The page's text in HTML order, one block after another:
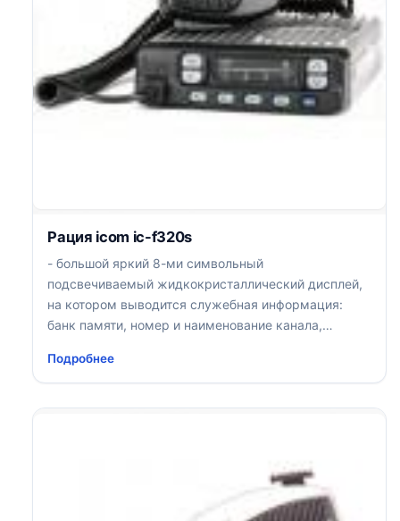
Рация icom ic-f320s
- большой яркий 8-ми символьный
подсвечиваемый жидкокристаллический дисплей,
на котором выводится служебная информация:
банк памяти, номер и наименование канала,
Подробнее